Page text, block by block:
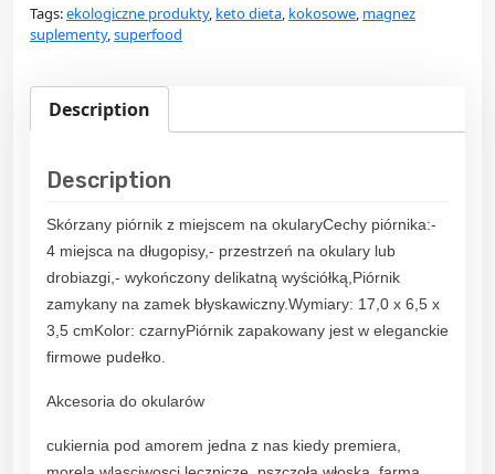
Tags:ekologiczne produkty, keto dieta, kokosowe, magnez
suplementy,superfood
Description
Description
Skórzany piórnik z miejscem na okularyCechy piórnika:-
4 miejsca na długopisy,- przestrzeń na okulary lub
drobiazgi,- wykończony delikatną wyściółką,Piórnik
zamykany na zamek błyskawiczny.Wymiary: 17,0 x 6,5 x
3,5 cmKolor: czarnyPiórnik zapakowany jest w eleganckie
firmowe pudełko.
Akcesoria do okularów
cukiernia pod amorem jedna z nas kiedy premiera,